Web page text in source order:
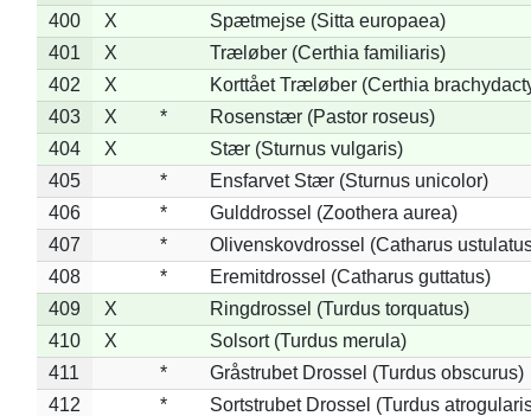
400
X
Spætmejse (Sitta europaea)
401
X
Træløber (Certhia familiaris)
402
X
Korttået Træløber (Certhia
403
X *
Rosenstær (Pastor roseus)
404
X
Stær (Sturnus vulgaris)
405
*
Ensfarvet Stær (Sturnus unicolor)
406
*
Gulddrossel (Zoothera aurea)
407
*
Olivenskovdrossel (Catharus
408
*
Eremitdrossel (Catharus guttatus)
409
X
Ringdrossel (Turdus torquatus)
410
X
Solsort (Turdus merula)
411
*
Gråstrubet Drossel (Turdus obscurus)
412
*
Sortstrubet Drossel (Turdus